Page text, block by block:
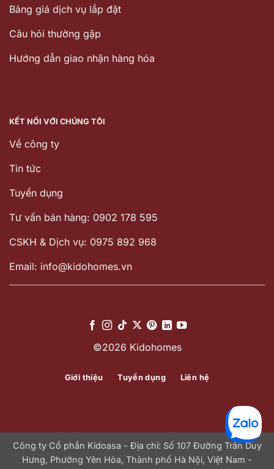
Bảng giá dịch vụ lắp đặt
Câu hỏi thường gặp
Hướng dẫn giao nhận hàng hóa
KẾT NỐI VỚI CHÚNG TÔI
Về công ty
Tin tức
Tuyển dụng
Tư vấn bán hàng: 0902 178 595
CSKH & Dịch vụ: 0975 892 968
Email: info@kidohomes.vn
©2026 Kidohomes
Giới thiệu Tuyển dụng Liên hệ
Công ty Cổ phần Kidoasa - Địa chỉ: Số 107 Đường Trần Duy
Hưng, Phường Yên Hòa, Thành phố Hà Nội, Việt Nam -